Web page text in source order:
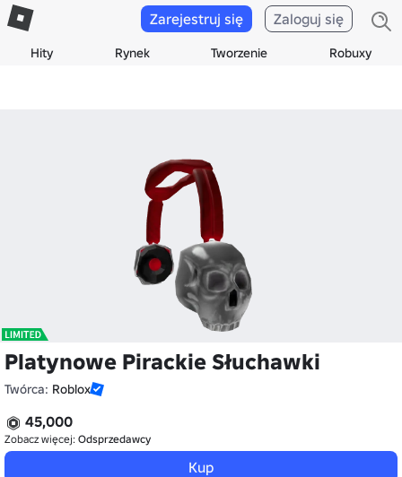
Hity Rynek Tworzenie Robuxy
Zarejestruj się Zaloguj się
Platynowe Pirackie Słuchawki
Twórca: Roblox
45,000
Zobacz więcej: Odsprzedawcy
Kup